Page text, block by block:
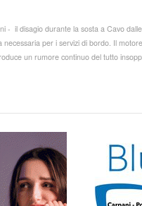
- il disagio durante la sosta a Cavo
per i servizi di bordo. Il
un rumore continuo del tutto